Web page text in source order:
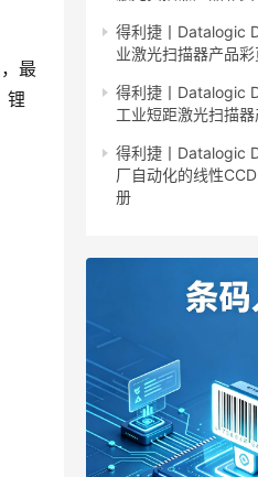
最
锂
得利捷丨Datalogic
业激光扫描器产品
得利捷丨Datalogic
工业短距激光扫描
得利捷丨Datalogic
厂自动化的线性
册